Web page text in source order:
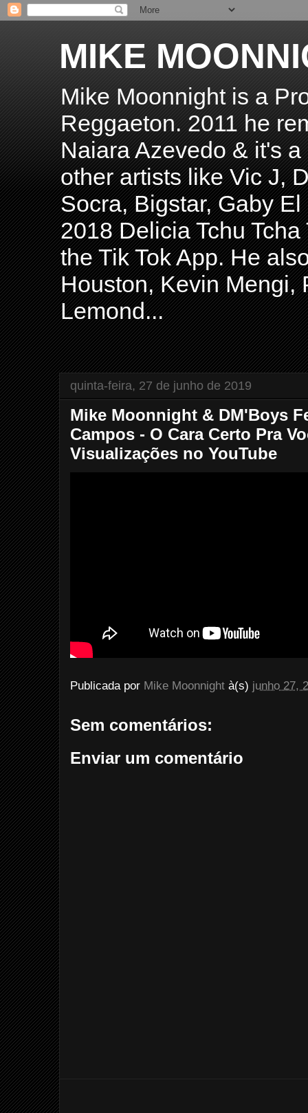
MIKE
Mike Moonnight is a
Reggaeton. 2011 he
Naiara Azevedo & it's
other artists like Vic J,
Socra, Bigstar, Gaby
2018 Delicia Tchu
the Tik Tok App. He
Houston, Kevin Mengi,
Lemond...
quinta-feira, 27 de junho de 2019
Mike Moonnight & DM'Boys
Campos - O Cara Certo Pra
Visualizações no YouTube
Publicada por Mike Moonnight à(s) junho 27,
Sem comentários:
Enviar um comentário